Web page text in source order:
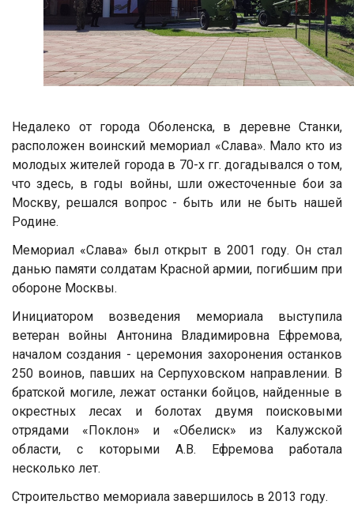
Недалеко от города Оболенска, в деревне Станки,
расположен воинский мемориал «Слава». Мало кто из
молодых жителей города в 70-х гг. догадывался о том,
что здесь, в годы войны, шли ожесточенные бои за
Москву, решался вопрос - быть или не быть нашей
Родине.
Мемориал «Слава» был открыт в 2001 году. Он стал
данью памяти солдатам Красной армии, погибшим при
обороне Москвы.
Инициатором возведения мемориала выступила
ветеран войны Антонина Владимировна Ефремова,
началом создания - церемония захоронения останков
250 воинов, павших на Серпуховском направлении. В
братской могиле, лежат останки бойцов, найденные в
окрестных лесах и болотах двумя поисковыми
отрядами «Поклон» и «Обелиск» из Калужской
области, с которыми А.В. Ефремова работала
несколько лет.
Строительство мемориала завершилось в 2013 году.